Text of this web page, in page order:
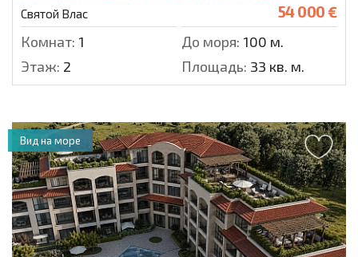
Святой Влас 54 000 €
Комнат: 1 До моря: 100 м.
Этаж: 2 Площадь: 33 кв. м.
Вид на море